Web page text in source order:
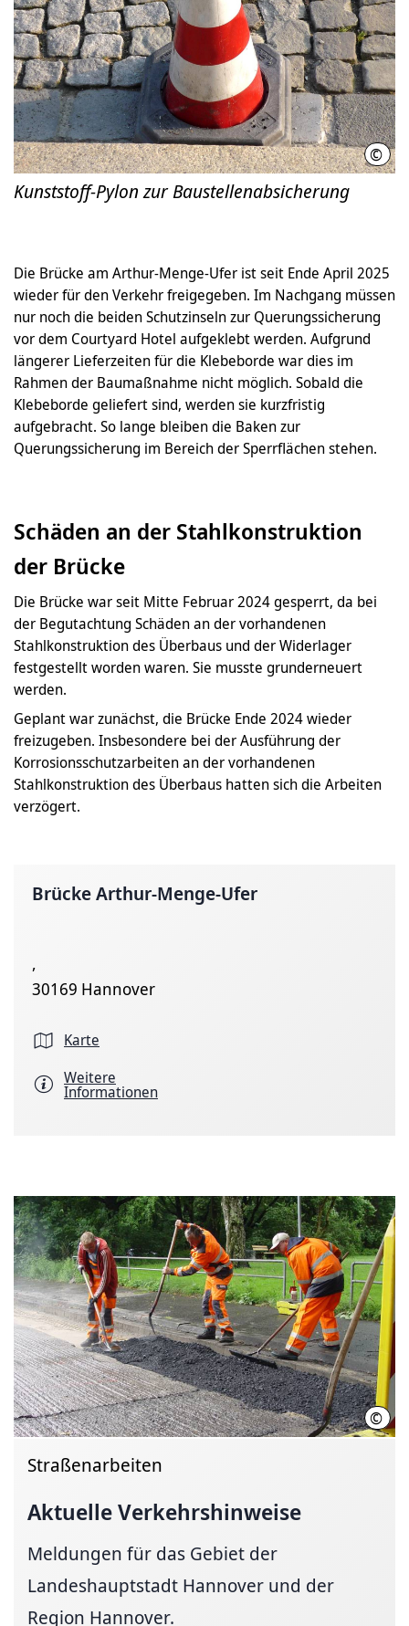
©
Kunststoff-Pylon zur Baustellenabsicherung
Die Brücke am Arthur-Menge-Ufer ist seit Ende April 2025
wieder für den Verkehr freigegeben. Im Nachgang müssen
nur noch die beiden Schutzinseln zur Querungssicherung
vor dem Courtyard Hotel aufgeklebt werden. Aufgrund
längerer Lieferzeiten für die Klebeborde war dies im
Rahmen der Baumaßnahme nicht möglich. Sobald die
Klebeborde geliefert sind, werden sie kurzfristig
aufgebracht. So lange bleiben die Baken zur
Querungssicherung im Bereich der Sperrflächen stehen.
Schäden an der Stahlkonstruktion
der Brücke
Die Brücke war seit Mitte Februar 2024 gesperrt, da bei
der Begutachtung Schäden an der vorhandenen
Stahlkonstruktion des Überbaus und der Widerlager
festgestellt worden waren. Sie musste grunderneuert
werden.
Geplant war zunächst, die Brücke Ende 2024 wieder
freizugeben. Insbesondere bei der Ausführung der
Korrosionsschutzarbeiten an der vorhandenen
Stahlkonstruktion des Überbaus hatten sich die Arbeiten
verzögert.
Brücke Arthur-Menge-Ufer
,
30169 Hannover
Karte
Weitere
Informationen
©
Straßenarbeiten
AktuelleVerkehrshinweise
Meldungen für das Gebiet der
Landeshauptstadt Hannover und der
Region Hannover.